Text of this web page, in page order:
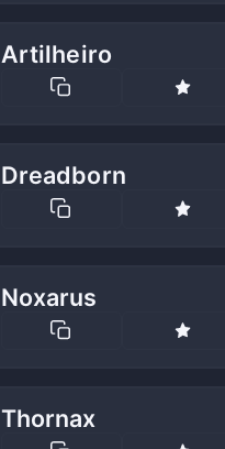
Artilheiro
Dreadborn
Noxarus
Thornax